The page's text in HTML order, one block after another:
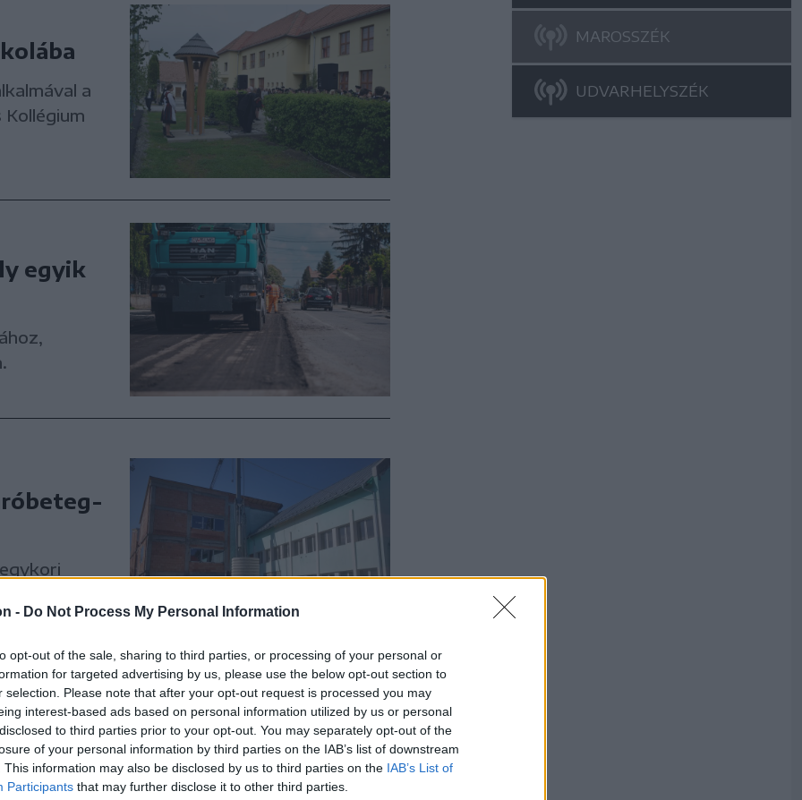
- Do Not Process My Personal Information
opt-out of the sale, sharing to third parties, or processing of your personal or
for targeted advertising by us, please use the below opt-out section to
selection. Please note that after your opt-out request is processed you may
interest-based ads based on personal information utilized by us or personal
to third parties prior to your opt-out. You may separately opt-out of the
of your personal information by third parties on the IAB’s list of downstream
This information may also be disclosed by us to third parties on the IAB’s List of
Participants that may further disclose it to other third parties.
a
egyik
MAROSSZÉK
UDVARHELYSZÉK